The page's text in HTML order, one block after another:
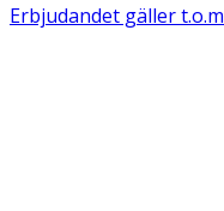
Erbjudandet gäller t.o.m